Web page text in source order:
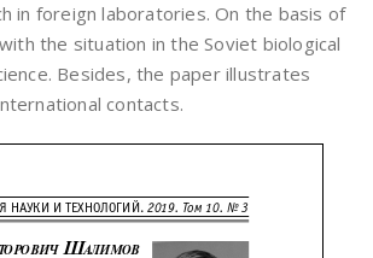
in foreign laboratories. On the basis of
the situation in the Soviet biological
Besides, the paper illustrates
contacts.